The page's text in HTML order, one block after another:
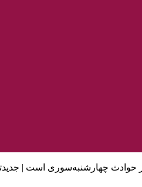
حوادث چهارشنبه‌سوری است |